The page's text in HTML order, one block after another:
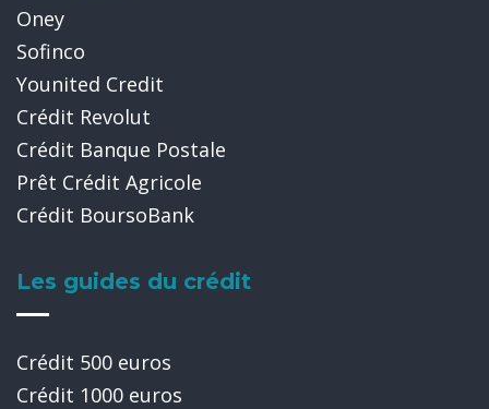
Oney
Sofinco
Younited Credit
Crédit Revolut
Crédit Banque Postale
Prêt Crédit Agricole
Crédit BoursoBank
Les guides du crédit
Crédit 500 euros
Crédit 1000 euros